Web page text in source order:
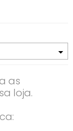
as
loja.